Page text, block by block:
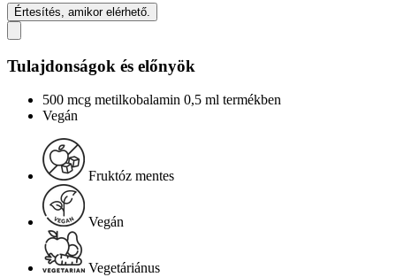
Értesítés, amikor elérhető.
Tulajdonságok és előnyök
500 mcg metilkobalamin 0,5 ml termékben
Vegán
Fruktóz mentes
Vegán
Vegetáriánus